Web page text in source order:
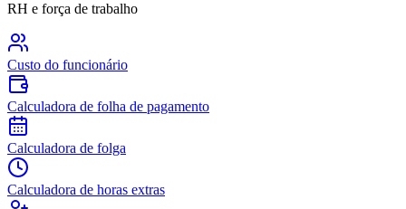
RH e força de trabalho
Custo do funcionário
Calculadora de folha de pagamento
Calculadora de folga
Calculadora de horas extras